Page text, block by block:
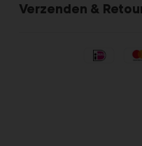
Verzenden &